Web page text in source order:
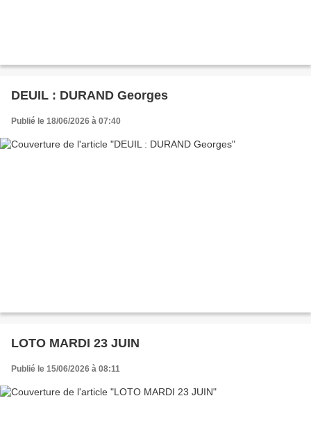
DEUIL : DURAND Georges
Publié le 18/06/2026 à 07:40
LOTO MARDI 23 JUIN
Publié le 15/06/2026 à 08:11